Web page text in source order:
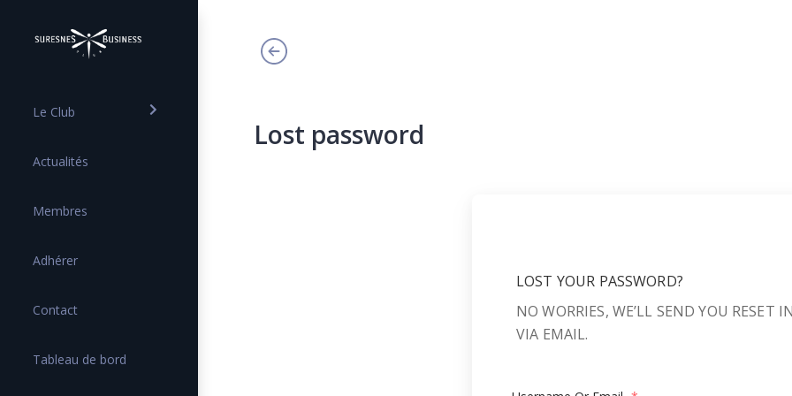
Le Club
Actualités
Membres
Adhérer
Contact
Tableau de bord
Lost password
LOST YOUR PASSWORD?
NO WORRIES, WE’LL SEND YOU RESET
VIA EMAIL.